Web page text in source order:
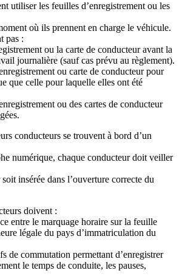
utiliser les feuilles d’enregistrement ou les
où ils prennent en charge le véhicule.
pas :
ou la carte de conducteur avant la
journalière (sauf cas prévu au règlement).
ou carte de conducteur pour
que celle pour laquelle elles ont été
ou des cartes de conducteur
conducteurs se trouvent à bord d’un
numérique, chaque conducteur doit veiller
insérée dans l’ouverture correcte du
doivent :
entre le marquage horaire sur la feuille
légale du pays d’immatriculation du
de commutation permettant d’enregistrer
le temps de conduite, les pauses,